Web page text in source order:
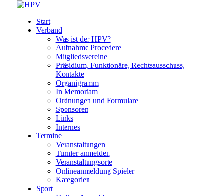
Start
Verband
Was ist der HPV?
Aufnahme Procedere
Mitgliedsvereine
Präsidium, Funktionäre, Rechtsausschuss,
Kontakte
Organigramm
In Memoriam
Ordnungen und Formulare
Sponsoren
Links
Internes
Termine
Veranstaltungen
Turnier anmelden
Veranstaltungsorte
Onlineanmeldung Spieler
Kategorien
Sport